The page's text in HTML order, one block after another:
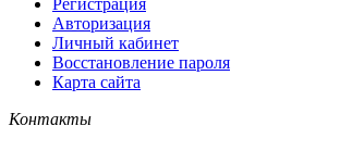
Регистрация
Авторизация
Личный кабинет
Восстановление пароля
Карта сайта
Контакты